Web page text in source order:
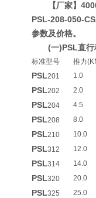
【厂家】
PSL-208-050-
参数及价格。
(一)PSL直
标准型号 推力
PSL201 1.0
PSL202 2.0
PSL204 4.5
PSL208 8.0
PSL210 10.0
PSL312 12.0
PSL314 14.0
PSL320 20.0
PSL325 25.0